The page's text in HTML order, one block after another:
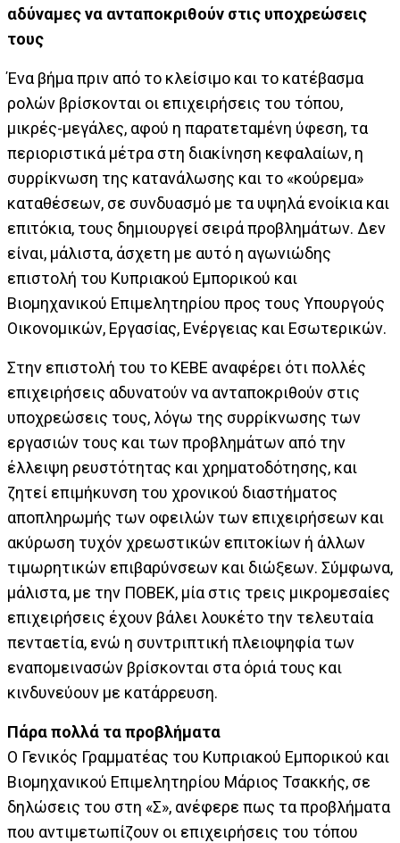
αδύναμες να ανταποκριθούν στις υποχρεώσεις
τους
Ένα βήμα πριν από το κλείσιμο και το κατέβασμα
ρολών βρίσκονται οι επιχειρήσεις του τόπου,
μικρές-μεγάλες, αφού η παρατεταμένη ύφεση, τα
περιοριστικά μέτρα στη διακίνηση κεφαλαίων, η
συρρίκνωση της κατανάλωσης και το «κούρεμα»
καταθέσεων, σε συνδυασμό με τα υψηλά ενοίκια και
επιτόκια, τους δημιουργεί σειρά προβλημάτων. Δεν
είναι, μάλιστα, άσχετη με αυτό η αγωνιώδης
επιστολή του Κυπριακού Εμπορικού και
Βιομηχανικού Επιμελητηρίου προς τους Υπουργούς
Οικονομικών, Εργασίας, Ενέργειας και Εσωτερικών.
Στην επιστολή του το ΚΕΒΕ αναφέρει ότι πολλές
επιχειρήσεις αδυνατούν να ανταποκριθούν στις
υποχρεώσεις τους, λόγω της συρρίκνωσης των
εργασιών τους και των προβλημάτων από την
έλλειψη ρευστότητας και χρηματοδότησης, και
ζητεί επιμήκυνση του χρονικού διαστήματος
αποπληρωμής των οφειλών των επιχειρήσεων και
ακύρωση τυχόν χρεωστικών επιτοκίων ή άλλων
τιμωρητικών επιβαρύνσεων και διώξεων. Σύμφωνα,
μάλιστα, με την ΠΟΒΕΚ, μία στις τρεις μικρομεσαίες
επιχειρήσεις έχουν βάλει λουκέτο την τελευταία
πενταετία, ενώ η συντριπτική πλειοψηφία των
εναπομεινασών βρίσκονται στα όριά τους και
κινδυνεύουν με κατάρρευση.
Πάρα πολλά τα προβλήματα
Ο Γενικός Γραμματέας του Κυπριακού Εμπορικού και
Βιομηχανικού Επιμελητηρίου Μάριος Τσακκής, σε
δηλώσεις του στη «Σ», ανέφερε πως τα προβλήματα
που αντιμετωπίζουν οι επιχειρήσεις του τόπου